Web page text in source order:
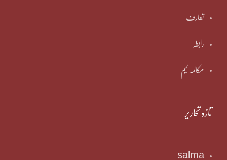
تعارف
رابطہ
مکالمہ ٹیم
تازہ تحاریر
salma